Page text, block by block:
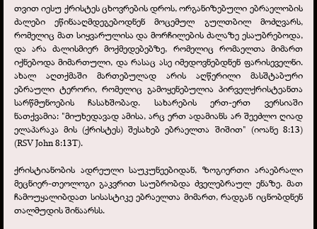
თვით იესუ ქრისტეს ცხოვრების დროს, ორგანიზებული ებრაელობის
ძალები ეწინააღმდეგებოდნენ მოცემულ გულთბილ მოძღვარს,
რომელიც მათ სიყვარულისა და მორჩილების ძალაზე ესაუბრებოდა,
და არა ძალისმიერ მოქმედებებზე, რომელიც რომაელთა მიმართ
იქნებოდა მიმართული, და რასაც ასე იმედოვნებდნენ ფარისეველნი.
ახალ აღთქმაში მართებულად არის აღწერილი მასშტაბური
ებრაული ტერორი, რომელიც გამოყენებულია პირველქრისტეანთა
სარწმუნოების ჩასახშობად. სახარების ერთ-ერთ ვერსიაში
ნათქვამია: "მიუხედავად ამისა, არც ერთ ადამიანს არ შეეძლო ღიად
ელაპარაკა მის (ქრისტეს) შესახებ ებრაელთა შიშით" (იოანე 8:13)
(RSV John 8:13T).
ქრისტიანობის ადრეული საუკუნეებიდან, ზოგიერთი არაებრალი
მეცნიერ-თეოლოგი გაკვრით საუბრობდა ძველებრაულ ენაზე. მათ
ჩამოუყალიბდათ სისასტიკე ებრაელთა მიმართ, რადგან იცნობდნენ
თალმუდის შინაარსს.